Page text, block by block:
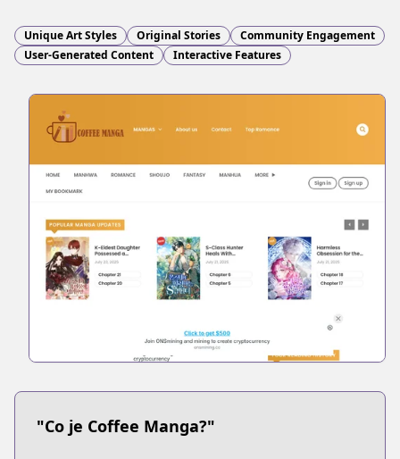
Unique Art Styles Original Stories
Community Engagement
User-Generated Content
Interactive Features
"Co je Coffee Manga?"